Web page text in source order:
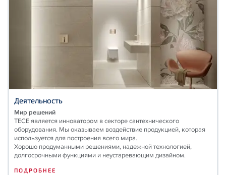
Деятельность
Мир решений
TECE является инноватором в секторе сантехнического
оборудования. Мы оказываем воздействие продукцией, которая
используется для построения всего мира.
Хорошо продуманными решениями, надежной технологией,
долгосрочными функциями и неустаревающим дизайном.
ПОДРОБНЕЕ